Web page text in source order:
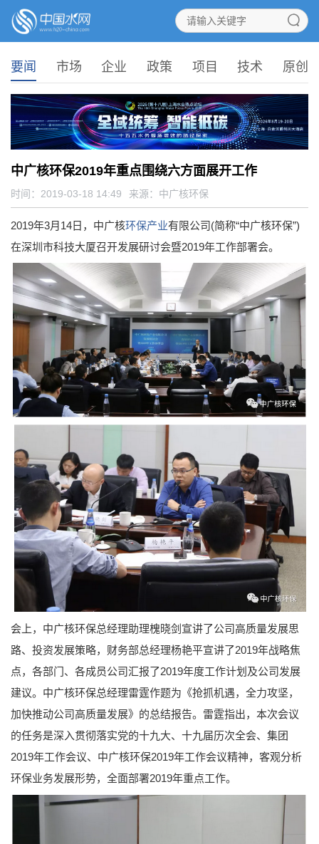
要闻 市场 企业 政策 项目 技术 原创
中广核环保2019年重点围绕六方面展开工作
时间：2019-03-18 14:49 来源： 中广核环保
2019年3月14日，中广核环保产业有限公司(简称“中广核环保”)
在深圳市科技大厦召开发展研讨会暨2019年工作部署会。
会上，中广核环保总经理助理槐晓剑宣讲了公司高质量发展思
路、投资发展策略，财务部总经理杨艳平宣讲了2019年战略焦
点，各部门、各成员公司汇报了2019年度工作计划及公司发展
建议。中广核环保总经理雷霆作题为《抢抓机遇，全力攻坚，
加快推动公司高质量发展》的总结报告。雷霆指出，本次会议
的任务是深入贯彻落实党的十九大、十九届历次全会、集团
2019年工作会议、中广核环保2019年工作会议精神，客观分析
环保业务发展形势，全面部署2019年重点工作。